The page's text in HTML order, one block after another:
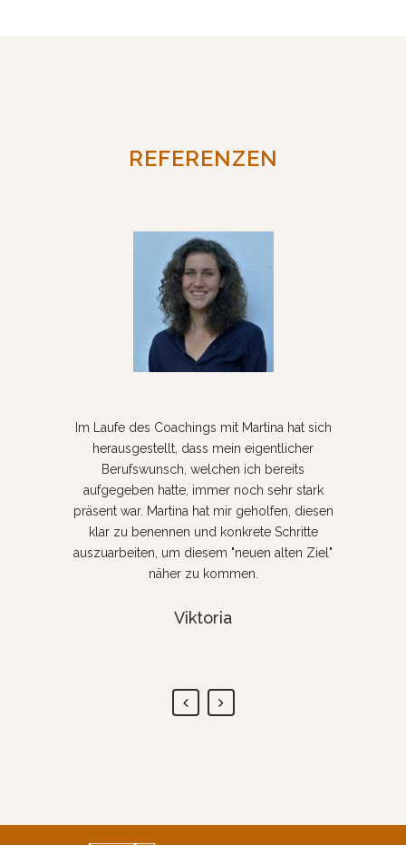
REFERENZEN
Im Laufe des Coachings mit Martina hat sich
herausgestellt, dass mein eigentlicher
Berufswunsch, welchen ich bereits
aufgegeben hatte, immer noch sehr stark
präsent war. Martina hat mir geholfen, diesen
klar zu benennen und konkrete Schritte
auszuarbeiten, um diesem "neuen alten Ziel"
näher zu kommen.
Viktoria